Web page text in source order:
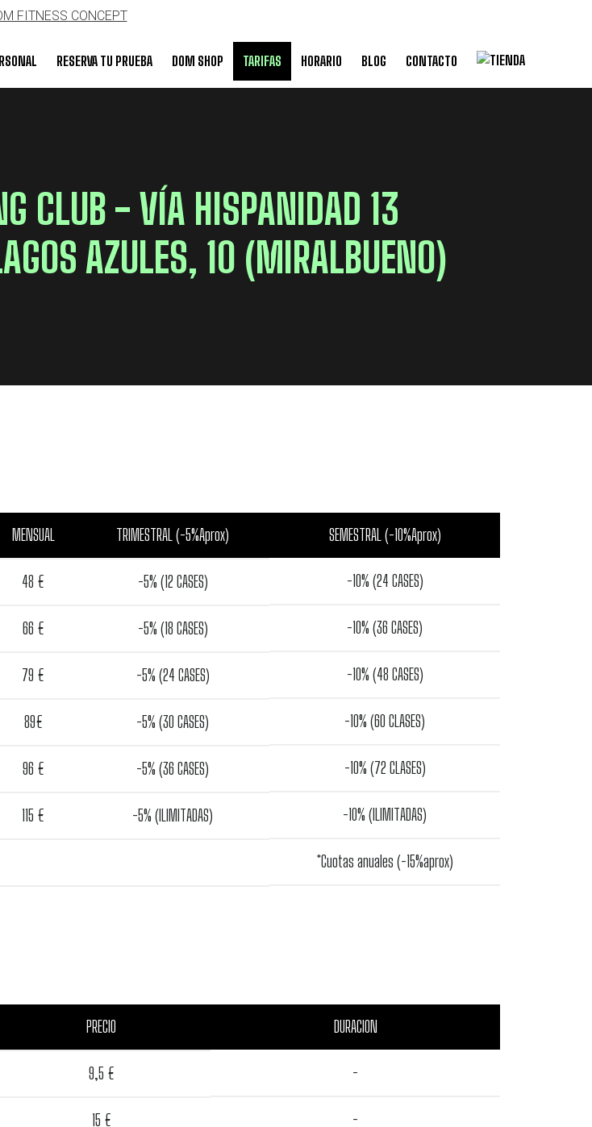
RESERVA TU PRUEBA DOM SHOP TARIFAS HORARIO BLOG CONTACTO
CLUB - VÍA HISPANIDAD 13
AZULES, 10 (MIRALBUENO)
MENSUAL TRIMESTRAL (-5%Aprox) SEMESTRAL (-10%Aprox)
48 € -5% (12 CASES) -10% (24 CASES)
66 € -5% (18 CASES) -10% (36 CASES)
79 € -5% (24 CASES) -10% (48 CASES)
89€ -5% (30 CASES) -10% (60 CLASES)
96 € -5% (36 CASES) -10% (72 CLASES)
115 € -5% (ILIMITADAS) -10% (ILIMITADAS)
*Cuotas anuales (-15%aprox)
PRECIO DURACION
9,5 € -
15 € -